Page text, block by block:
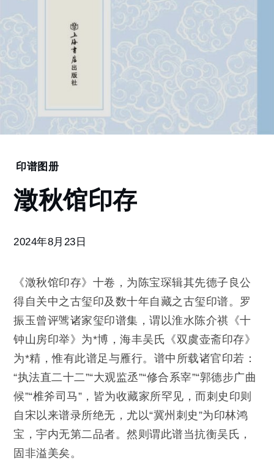
Home
秋
馆
存
印谱图册
澂秋馆印存
2024年8月23日
《澂秋馆印存》十卷，为陈宝琛辑其先德子良公
得自关中之古玺印及数十年自藏之古玺印谱。罗
振玉曾评骘诸家玺印谱集，谓以淮水陈介祺《十
钟山房印举》为*博，海丰吴氏《双虞壶斋印存》
为*精，惟有此谱足与雁行。谱中所载诸官印若：
“执法直二十二”“大观监丞”“修合系宰”“郭德步广曲
候”“椎斧司马”，皆为收藏家所罕见，而刺史印则
自宋以来谱录所绝无，尤以“冀州刺史”为印林鸿
宝，宇内无第二品者。然则谓此谱当抗衡吴氏，
固非溢美矣。